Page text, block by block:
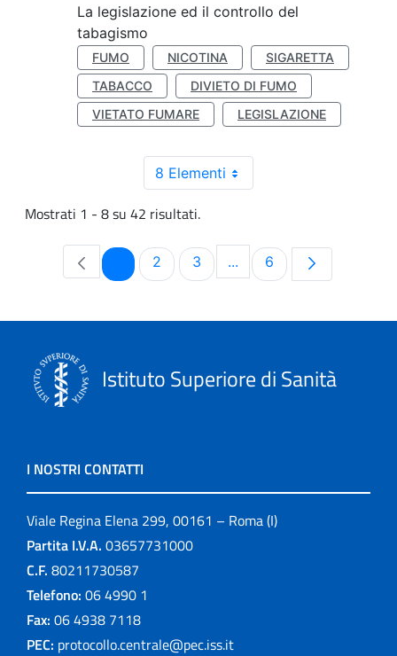
La legislazione ed il controllo del
tabagismo
FUMO NICOTINA
SIGARETTA
TABACCO
DIVIETO DI FUMO
VIETATO FUMARE
LEGISLAZIONE
8 Elementi
Mostrati 1 - 8 su 42 risultati.
PaginaPagina
2 Pagina
3 ...Pagine intermedie Use
Pagina
6
Istituto Superiore di Sanità
I NOSTRI CONTATTI
Viale Regina Elena 299, 00161 – Roma (I)
Partita I.V.A. 03657731000
C.F. 80211730587
Telefono: 06 4990 1
Fax: 06 4938 7118
PEC: protocollo.centrale@pec.iss.it